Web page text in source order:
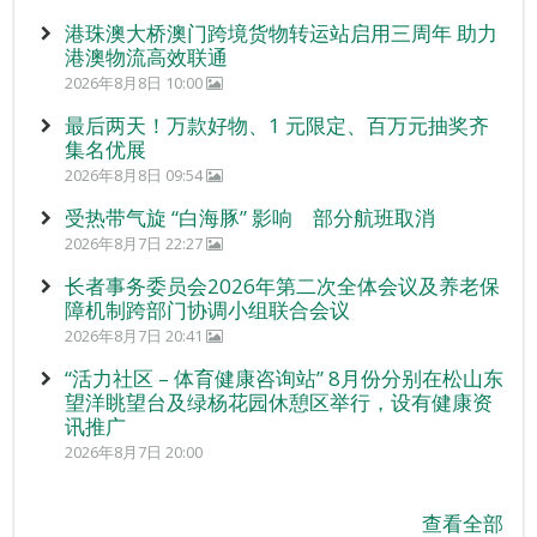
港珠澳大桥澳门跨境货物转运站启用三周年 助力
港澳物流高效联通
2026年8月8日 10:00
最后两天！万款好物、1 元限定、百万元抽奖齐
集名优展
2026年8月8日 09:54
受热带气旋 “白海豚” 影响 部分航班取消
2026年8月7日 22:27
长者事务委员会2026年第二次全体会议及养老保
障机制跨部门协调小组联合会议
2026年8月7日 20:41
“活力社区 – 体育健康咨询站” 8月份分别在松山东
望洋眺望台及绿杨花园休憩区举行，设有健康资
讯推广
2026年8月7日 20:00
查看全部